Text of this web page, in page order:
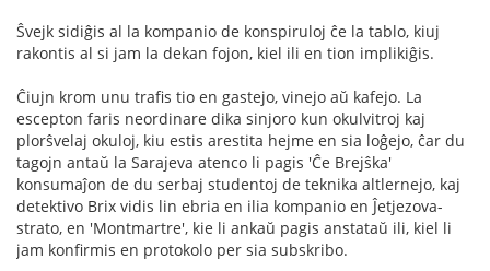
Ŝvejk sidiĝis al la kompanio de konspiruloj ĉe la tablo, kiuj
rakontis al si jam la dekan fojon, kiel ili en tion implikiĝis.
Ĉiujn krom unu traﬁs tio en gastejo, vinejo aŭ kafejo. La
escepton faris neordinare dika sinjoro kun okulvitroj kaj
plorŝvelaj okuloj, kiu estis arestita hejme en sia loĝejo, ĉar du
tagojn antaŭ la Sarajeva atenco li pagis 'Ĉe Brejŝka'
konsumaĵon de du serbaj studentoj de teknika altlernejo, kaj
detektivo Brix vidis lin ebria en ilia kompanio en Ĵetjezova-
strato, en 'Montmartre', kie li ankaŭ pagis anstataŭ ili, kiel li
jam konﬁrmis en protokolo per sia subskribo.